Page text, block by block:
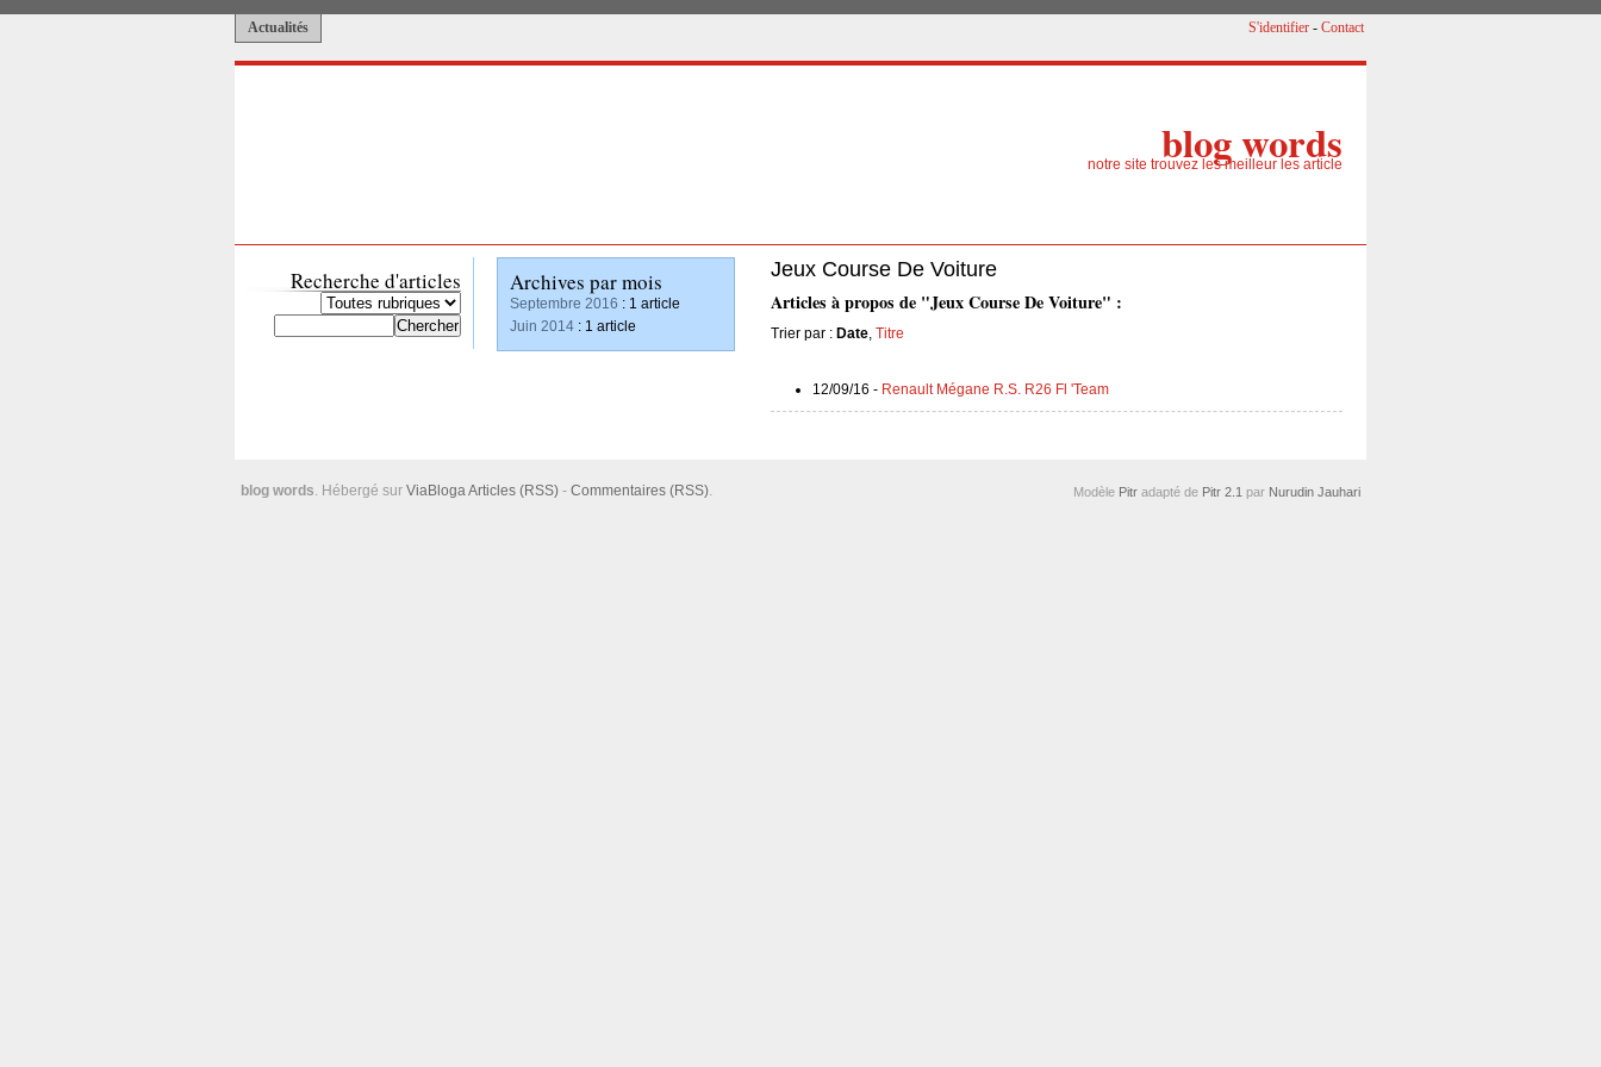
Actualités S'identifier - Contact
blog words
notre site trouvez les meilleur les article
Jeux Course De Voiture
Articles à propos de "Jeux Course De Voiture" :
Trier par : Date, Titre
12/09/16 - Renault Mégane R.S. R26 Fl 'Team
Recherche d'articles Archives par mois
Septembre 2016 : 1 article
Juin 2014 : 1 article
blog words . Hébergé sur ViaBloga Articles (RSS) - Commentaires (RSS) Modèle Pitr adapté de Pitr 2.1 par Nurudin Jauhari